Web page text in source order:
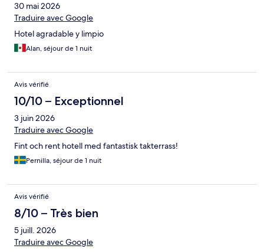
30 mai 2026
Traduire avec Google
Hotel agradable y limpio
Alan, séjour de 1 nuit
Avis vérifié
10/10 – Exceptionnel
3 juin 2026
Traduire avec Google
Fint och rent hotell med fantastisk takterrass!
Pernilla, séjour de 1 nuit
Avis vérifié
8/10 – Très bien
5 juill. 2026
Traduire avec Google